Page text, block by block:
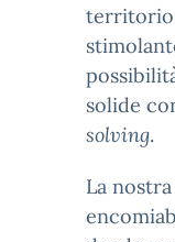
territorio
solide
solving.
La